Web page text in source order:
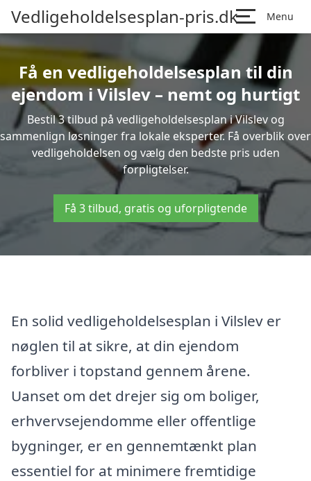
Vedligeholdelsesplan-pris.dk Menu
Få en vedligeholdelsesplan til din
ejendom i Vilslev – nemt og hurtigt
Bestil 3 tilbud på vedligeholdelsesplan i Vilslev og
sammenlign løsninger fra lokale eksperter. Få overblik over
vedligeholdelsen og vælg den bedste pris uden
forpligtelser.
Få 3 tilbud, gratis og uforpligtende
En solid vedligeholdelsesplan i Vilslev er
nøglen til at sikre, at din ejendom
forbliver i topstand gennem årene.
Uanset om det drejer sig om boliger,
erhvervsejendomme eller offentlige
bygninger, er en gennemtænkt plan
essentiel for at minimere fremtidige